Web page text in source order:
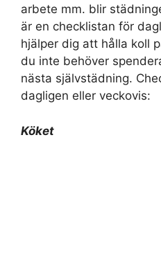
arbete mm. blir
är en checklistan för
hjälper dig att hålla koll
du inte behöver
nästa självstädning.
dagligen eller veckovis:
Köket